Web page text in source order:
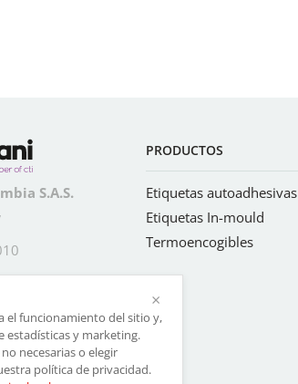
S.A.S.
PRODUCTOS
Etiquetas autoadhesivas
Etiquetas In-mould
Termoencogibles
×
el funcionamiento del sitio y,
estadísticas y marketing.
necesarias o elegir
política de privacidad.